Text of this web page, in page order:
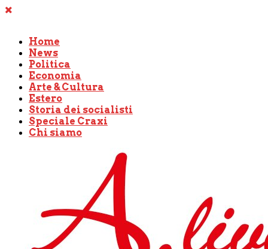
Home
News
Politica
Economia
Arte & Cultura
Estero
Storia dei socialisti
Speciale Craxi
Chi siamo